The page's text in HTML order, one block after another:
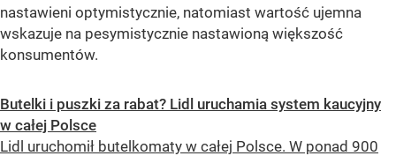
nastawieni optymistycznie, natomiast wartość ujemna
wskazuje na pesymistycznie nastawioną większość
konsumentów.
Butelki i puszki za rabat? Lidl uruchamia system kaucyjny
w całej Polsce
Lidl uruchomił butelkomaty w całej Polsce. W ponad 900